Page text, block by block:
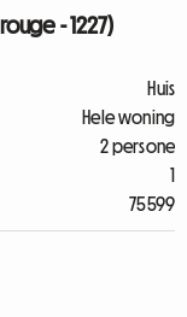
- 1227)
Huis
Hele woning
2 persone
1
75599